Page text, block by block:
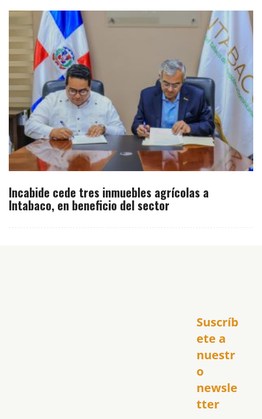
Incabide cede tres inmuebles agrícolas a
Intabaco, en beneficio del sector
Suscríb
ete a
nuestr
o
newsle
tter